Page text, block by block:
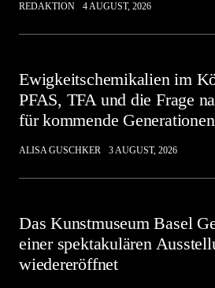
REDAKTION 4 AUGUST, 2026
Ewigkeitschemikalien im
PFAS, TFA und die Frage
für kommende Generationen
ALISA GUSCHKER 3 AUGUST, 2026
Das Kunstmuseum Basel
einer spektakulären
wiedereröffnet